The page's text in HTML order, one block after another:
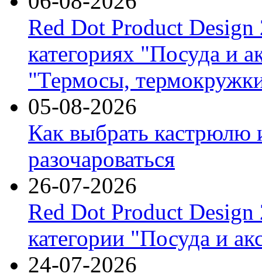
Red Dot Product Design
категориях "Посуда и
"Термосы,
05-08-2026
Как выбрать кастрюлю
разочароваться
26-07-2026
Red Dot Product Design
категории "Посуда и
24-07-2026